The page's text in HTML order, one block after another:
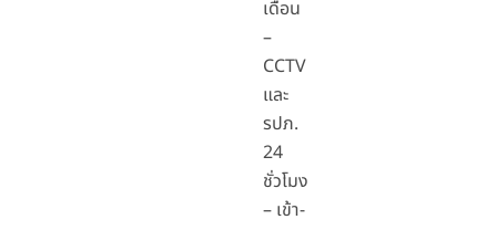
เดือน
–
CCTV
และ
รปภ.
24
ชั่วโมง
– เข้า-